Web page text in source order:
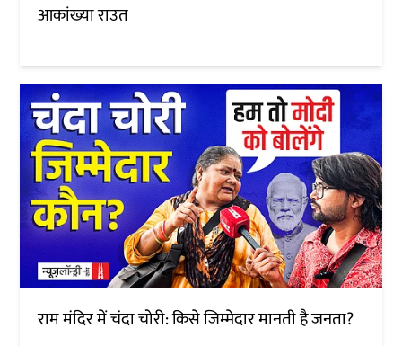
आकांख्या राउत
राम मंदिर में चंदा चोरी: किसे जिम्मेदार मानती है जनता?